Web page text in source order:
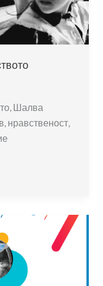
Шалва
нравственост,